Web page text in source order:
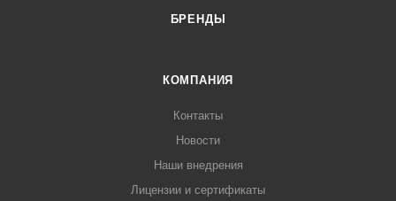
БРЕНДЫ
КОМПАНИЯ
Контакты
Новости
Наши внедрения
Лицензии и сертификаты